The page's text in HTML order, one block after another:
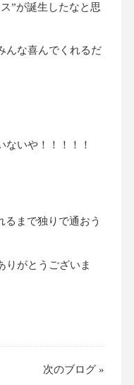
”が誕生したなと思
んな喜んでくれるだ
ないや！！！！！
るまで独りで通おう
りがとうございま
次のブログ »